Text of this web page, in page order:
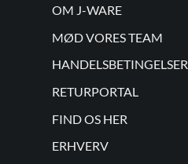
OM J-WARE
MØD VORES TEAM
HANDELSBETINGELSER
RETURPORTAL
FIND OS HER
ERHVERV